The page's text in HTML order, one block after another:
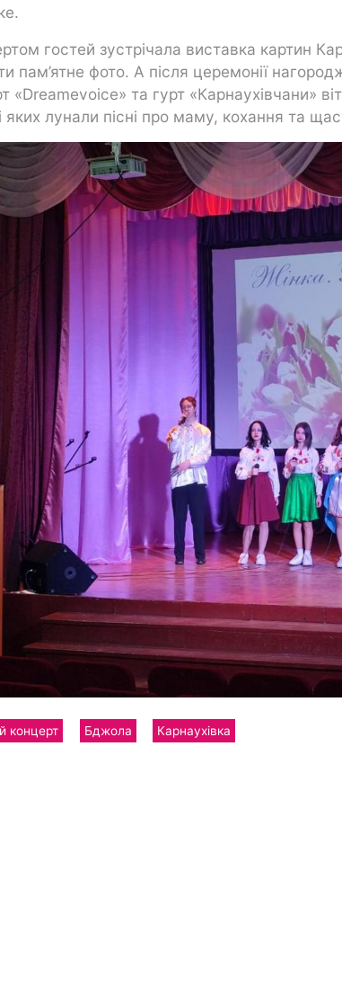
гостей зустрічала виставка картин
пам’ятне фото. А після церемонії
«Dreamevoіce» та гурт «Карнаухівчани»
яких лунали пісні про маму, кохання та
концерт Бджола Карнаухівка